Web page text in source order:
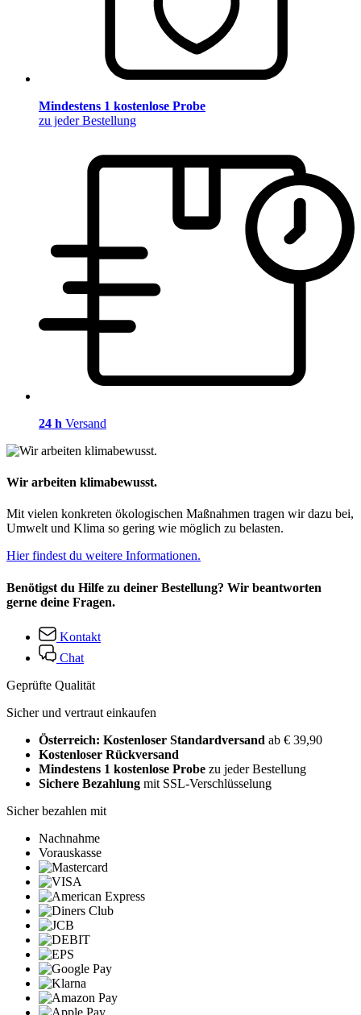
Mindestens 1 kostenlose Probe
zu jeder Bestellung
24 h Versand
Wir arbeiten klimabewusst.
Mit vielen konkreten ökologischen Maßnahmen tragen wir dazu bei,
Umwelt und Klima so gering wie möglich zu belasten.
Hier findest du weitere Informationen.
Benötigst du Hilfe zu deiner Bestellung? Wir beantworten
gerne deine Fragen.
Kontakt
Chat
Geprüfte Qualität
Sicher und vertraut einkaufen
Österreich: Kostenloser Standardversand ab € 39,90
Kostenloser Rückversand
Mindestens 1 kostenlose Probe zu jeder Bestellung
Sichere Bezahlung mit SSL-Verschlüsselung
Sicher bezahlen mit
Nachnahme
Vorauskasse